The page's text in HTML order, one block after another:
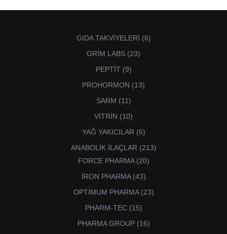
GIDA TAKVİYELERİ 66
GRİM LABS 2323
PEPTİT 99
PROHORMON 1313
SARM 1111
VİTRİN 1010
YAĞ YAKICILAR 66
ANABOLİK İLAÇLAR 213213
FORCE PHARMA 2020
İRON PHARMA 4343
OPTİMUM PHARMA 2323
PHARM-TEC 1515
PHARMA GROUP 1616